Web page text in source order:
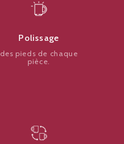
Polissage
des pieds de chaque
pièce.